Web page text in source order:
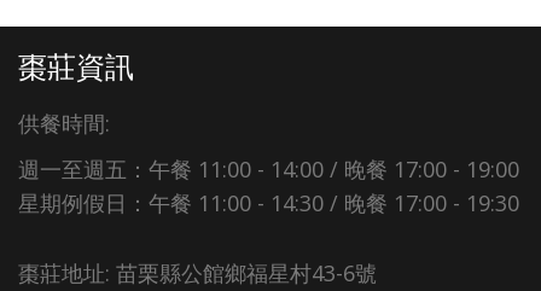
棗莊資訊
供餐時間:
週一至週五：午餐 11:00 - 14:00 / 晚餐 17:00 - 19:00
星期例假日：午餐 11:00 - 14:30 / 晚餐 17:00 - 19:30
棗莊地址: 苗栗縣公館鄉福星村43-6號